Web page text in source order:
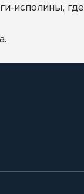
исполины, где